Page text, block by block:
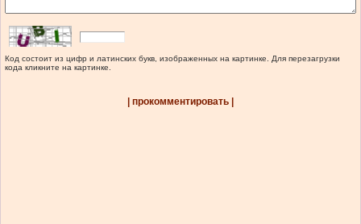
Код состоит из цифр и латинских букв, изображенных на картинке. Для перезагрузки
кода кликните на картинке.
| прокомментировать |